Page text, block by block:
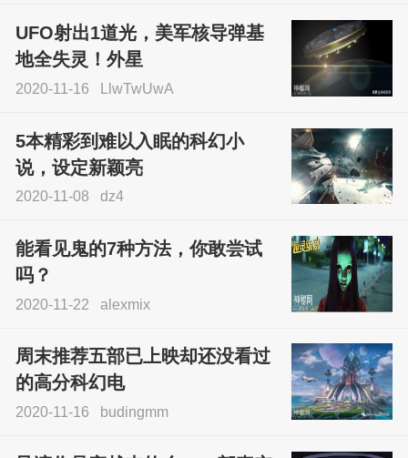
UFO射出1道光，美军核导弹基
地全失灵！外星
2020-11-16 LlwTwUwA
5本精彩到难以入眠的科幻小
说，设定新颖亮
2020-11-08 dz4
能看见鬼的7种方法，你敢尝试
吗？
2020-11-22 alexmix
周末推荐五部已上映却还没看过
的高分科幻电
2020-11-16 budingmm